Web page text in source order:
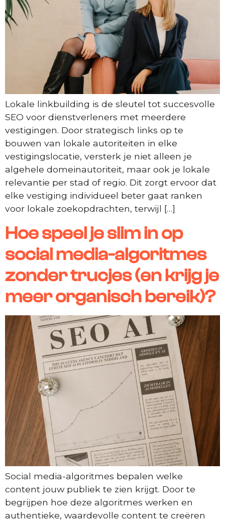
Lokale linkbuilding is de sleutel tot succesvolle
SEO voor dienstverleners met meerdere
vestigingen. Door strategisch links op te
bouwen van lokale autoriteiten in elke
vestigingslocatie, versterk je niet alleen je
algehele domeinautoriteit, maar ook je lokale
relevantie per stad of regio. Dit zorgt ervoor dat
elke vestiging individueel beter gaat ranken
voor lokale zoekopdrachten, terwijl […]
Hoe speel je slim in op
social media-algoritmes
zonder trucjes (en krijg je
meer organisch bereik)?
Social media-algoritmes bepalen welke
content jouw publiek te zien krijgt. Door te
begrijpen hoe deze algoritmes werken en
authentieke, waardevolle content te creëren